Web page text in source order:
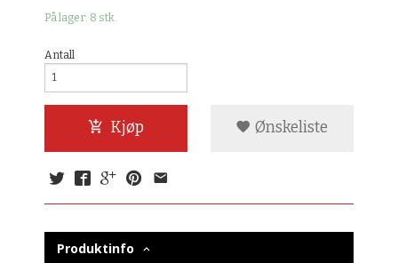
På lager: 8 stk.
Antall
Kjøp Ønskeliste
Produktinfo